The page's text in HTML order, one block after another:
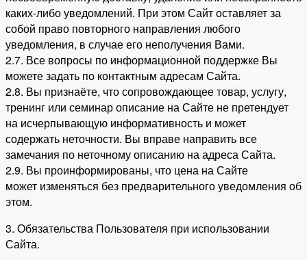
каких-либо уведомлений. При этом Сайт оставляет за
собой право повторного направления любого
уведомления, в случае его неполучения Вами.
2.7. Все вопросы по информационной поддержке Вы
можете задать по контактным адресам Сайта.
2.8. Вы признаёте, что сопровождающее товар, услугу,
тренинг или семинар описание на Сайте не претендует
на исчерпывающую информативность и может
содержать неточности. Вы вправе направить все
замечания по неточному описанию на адреса Сайта.
2.9. Вы проинформированы, что цена на Сайте
может изменяться без предварительного уведомления об
этом.
3. Обязательства Пользователя при использовании
Сайта.